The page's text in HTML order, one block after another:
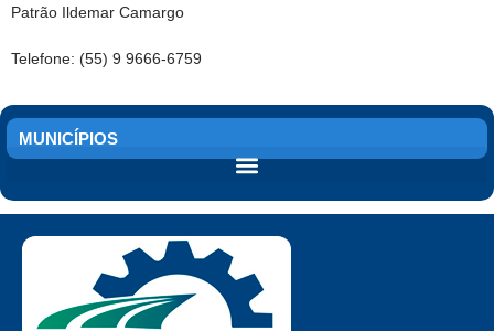
Patrão Ildemar Camargo
Telefone: (55) 9 9666-6759
MUNICÍPIOS